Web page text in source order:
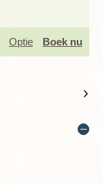
en
Je
steeds
van de
We dalen
Optie Boek nu